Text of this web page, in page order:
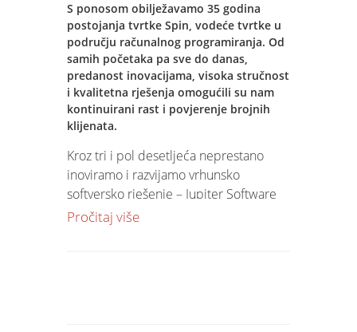
S ponosom obilježavamo 35 godina
postojanja tvrtke Spin, vodeće tvrtke u
području računalnog programiranja. Od
samih početaka pa sve do danas,
predanost inovacijama, visoka stručnost
i kvalitetna rješenja omogućili su nam
kontinuirani rast i povjerenje brojnih
klijenata.
Kroz tri i pol desetljeća neprestano
inoviramo i razvijamo vrhunsko
softversko rješenje – Jupiter Software
koji optimizira poslovanje svih naših
Pročitaj više